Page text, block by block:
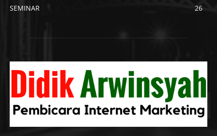
SEMINAR
26